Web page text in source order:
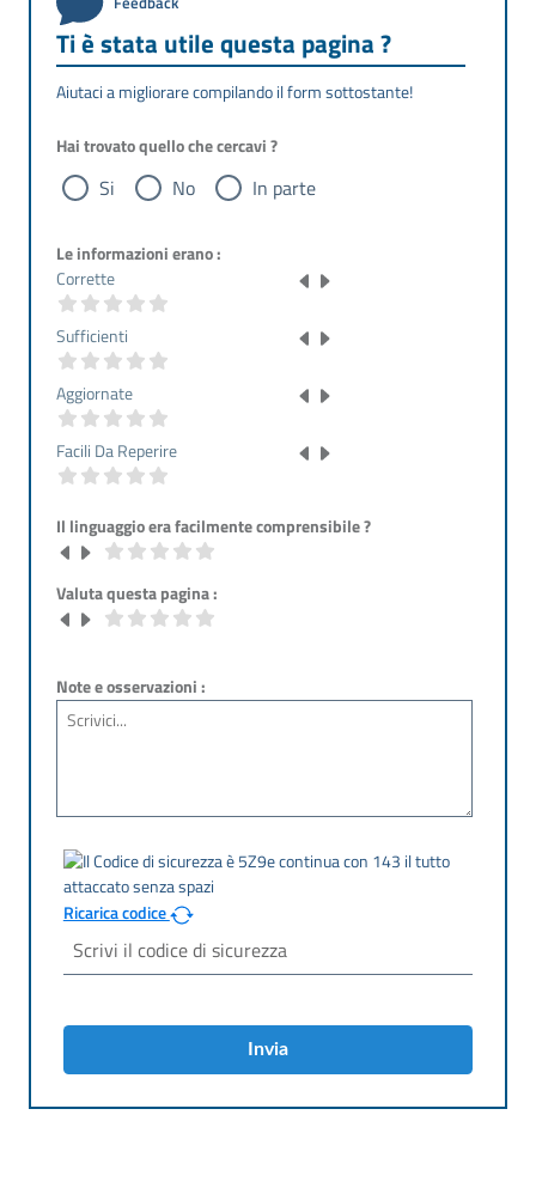
Ti è stata utile questa pagina ?
Aiutaci a migliorare compilando il form sottostante!
Hai trovato quello che cercavi ?
Si No In parte
Le informazioni erano :
Corrette
Sufficienti
Aggiornate
Facili Da Reperire
Il linguaggio era facilmente comprensibile ?
Valuta questa pagina :
Note e osservazioni :
Ricarica codice
Invia